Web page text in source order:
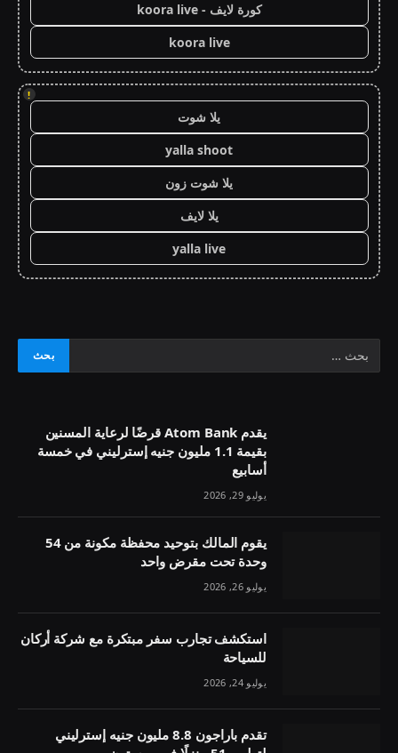
كورة لايف - koora live
koora live
!
يلا شوت
yalla shoot
يلا شوت زون
يلا لايف
yalla live
يقدم Atom Bank قرضًا لرعاية المسنين
بقيمة 1.1 مليون جنيه إسترليني في خمسة
أسابيع
يوليو 29, 2026
يقوم المالك بتوحيد محفظة مكونة من 54
وحدة تحت مقرض واحد
يوليو 26, 2026
استكشف تجارب سفر مبتكرة مع شركة أركان
للسياحة
يوليو 24, 2026
تقدم باراجون 8.8 مليون جنيه إسترليني